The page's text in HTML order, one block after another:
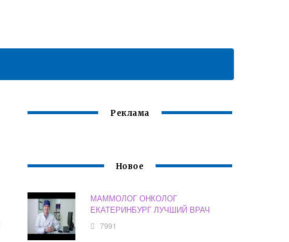
Реклама
Новое
МАММОЛОГ ОНКОЛОГ
ЕКАТЕРИНБУРГ ЛУЧШИЙ ВРАЧ
7991